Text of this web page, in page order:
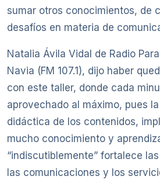
sumar otros conocimientos, de
desafíos en materia de
Natalia Ávila Vidal de Radio
Navia (FM 107.1), dijo haber
con este taller, donde cada
aprovechado al máximo, pues
didáctica de los contenidos,
mucho conocimiento y
“indiscutiblemente” fortalece
las comunicaciones y los